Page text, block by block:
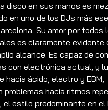
disco en sus manos es
en uno de los DJs más
Su amor por todos
es claramente evidente
alcance. Es capaz de
con electrónica actual, y
hacia ácido, electro y EBM,
problemas hacia ritmos
estilo predominante en el